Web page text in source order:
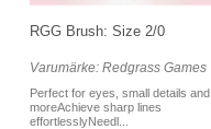
RGG Brush: Size 2/0
Varumärke: Redgrass Games
Perfect for eyes, small details and
moreAchieve sharp lines
effortlesslyNeedl...